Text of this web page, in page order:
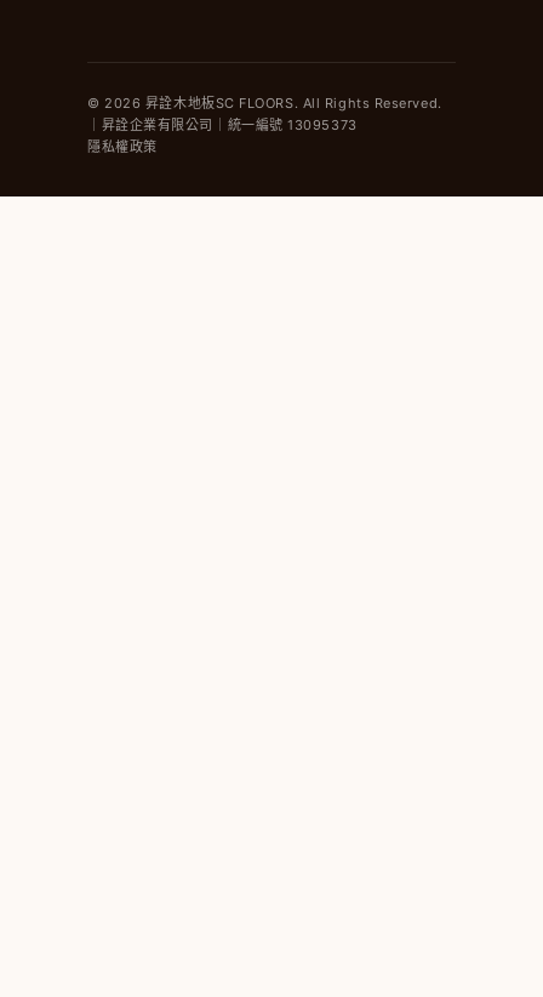
© 2026 昇詮木地板SC FLOORS. All Rights Reserved.
｜昇詮企業有限公司｜統一編號 13095373
隱私權政策